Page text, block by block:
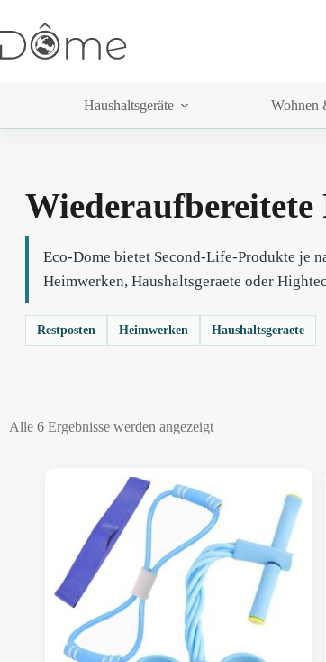
Haushaltsgeräte Wohnen
Wiederaufbereitete
Eco-Dome bietet Second-Life-Produkte je
Heimwerken, Haushaltsgeraete oder
Restposten Heimwerken Haushaltsgeraete
Alle 6 Ergebnisse werden angezeigt